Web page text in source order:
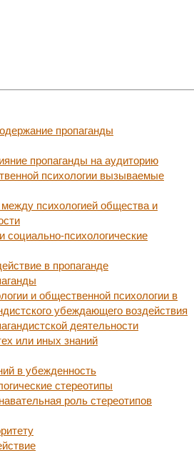
пропаганды
пропаганды на аудиторию
психологии вызываемые
психологией общества и
социально-психологические
в пропаганде
и общественной психологии в
убеждающего воздействия
деятельности
или иных знаний
в убежденность
стереотипы
роль стереотипов